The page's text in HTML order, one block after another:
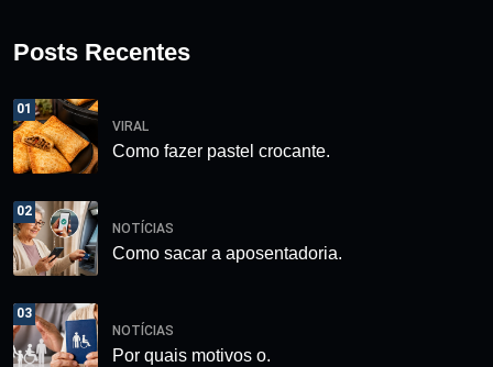
Posts Recentes
01
VIRAL
Como fazer pastel crocante.
02
NOTÍCIAS
Como sacar a aposentadoria.
03
NOTÍCIAS
Por quais motivos o.